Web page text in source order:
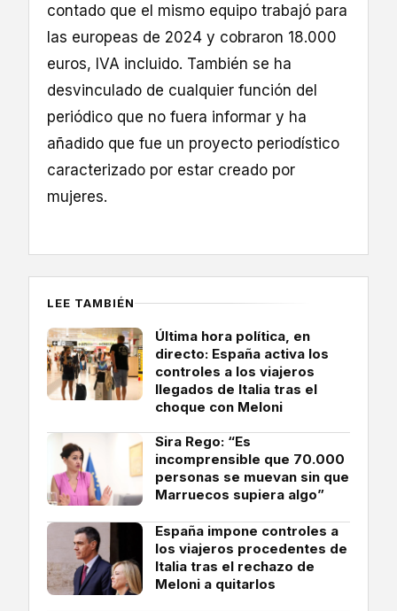
contado que el mismo equipo trabajó para
las europeas de 2024 y cobraron 18.000
euros, IVA incluido. También se ha
desvinculado de cualquier función del
periódico que no fuera informar y ha
añadido que fue un proyecto periodístico
caracterizado por estar creado por
mujeres.
LEE TAMBIÉN
Última hora política, en
directo: España activa los
controles a los viajeros
llegados de Italia tras el
choque con Meloni
Sira Rego: “Es
incomprensible que 70.000
personas se muevan sin que
Marruecos supiera algo”
España impone controles a
los viajeros procedentes de
Italia tras el rechazo de
Meloni a quitarlos